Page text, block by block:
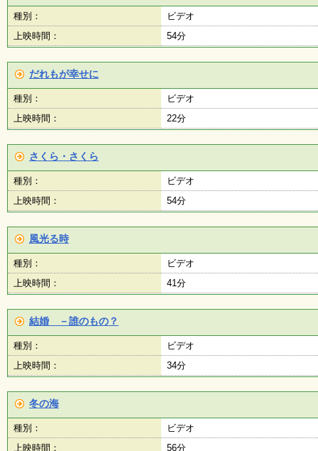
種別：
ビデオ
上映時間：
54分
だれもが幸せに
種別：
ビデオ
上映時間：
22分
さくら・さくら
種別：
ビデオ
上映時間：
54分
風光る時
種別：
ビデオ
上映時間：
41分
結婚 －誰のもの？
種別：
ビデオ
上映時間：
34分
冬の海
種別：
ビデオ
上映時間：
56分